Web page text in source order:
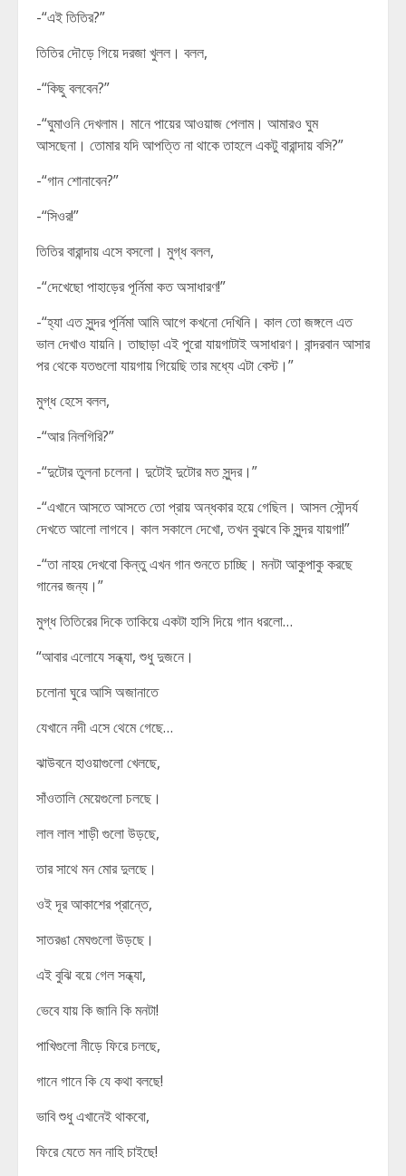
-“এই তিতির?”
তিতির দৌড়ে গিয়ে দরজা খুলল। বলল,
-“কিছু বলবেন?”
-“ঘুমাওনি দেখলাম। মানে পায়ের আওয়াজ পেলাম। আমারও ঘুম
আসছেনা। তোমার যদি আপত্তি না থাকে তাহলে একটু বারান্দায় বসি?”
-“গান শোনাবেন?”
-“সিওর!”
তিতির বারান্দায় এসে বসলো। মুগ্ধ বলল,
-“দেখেছো পাহাড়ের পূর্নিমা কত অসাধারণ!”
-“হ্যা এত সুন্দর পূর্নিমা আমি আগে কখনো দেখিনি। কাল তো জঙ্গলে এত
ভাল দেখাও যায়নি। তাছাড়া এই পুরো যায়গাটাই অসাধারণ। বান্দরবান আসার
পর থেকে যতগুলো যায়গায় গিয়েছি তার মধ্যে এটা বেস্ট।”
মুগ্ধ হেসে বলল,
-“আর নিলগিরি?”
-“দুটোর তুলনা চলেনা। দুটোই দুটোর মত সুন্দর।”
-“এখানে আসতে আসতে তো প্রায় অন্ধকার হয়ে গেছিল। আসল সৌন্দর্য
দেখতে আলো লাগবে। কাল সকালে দেখো, তখন বুঝবে কি সুন্দর যায়গা!”
-“তা নাহয় দেখবো কিন্তু এখন গান শুনতে চাচ্ছি। মনটা আকুপাকু করছে
গানের জন্য।”
মুগ্ধ তিতিরের দিকে তাকিয়ে একটা হাসি দিয়ে গান ধরলো…
“আবার এলোযে সন্ধ্যা, শুধু দুজনে।
চলোনা ঘুরে আসি অজানাতে
যেখানে নদী এসে থেমে গেছে…
ঝাউবনে হাওয়াগুলো খেলছে,
সাঁওতালি মেয়েগুলো চলছে।
লাল লাল শাড়ী গুলো উড়ছে,
তার সাথে মন মোর দুলছে।
ওই দূর আকাশের প্রান্তে,
সাতরঙা মেঘগুলো উড়ছে।
এই বুঝি বয়ে গেল সন্ধ্যা,
ভেবে যায় কি জানি কি মনটা!
পাখিগুলো নীড়ে ফিরে চলছে,
গানে গানে কি যে কথা বলছে!
ভাবি শুধু এখানেই থাকবো,
ফিরে যেতে মন নাহি চাইছে!